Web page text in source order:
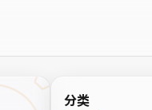
分类